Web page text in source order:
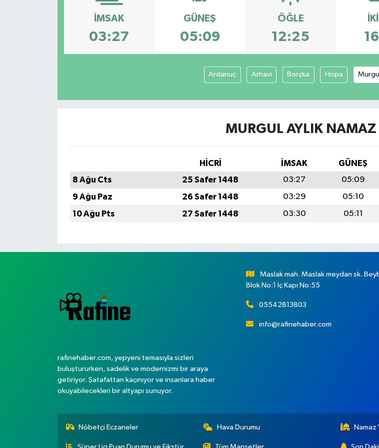
İMSAK
03:27
GÜNEŞ
05:09
ÖĞLE
12:25
Ardanuç Arhavi Borçka Hopa Murgul
MURGUL AYLIK NAMAZ
HİCRİ İMSAK GÜNEŞ
8 Ağu Cts
25 Safer 1448 03:27 05:09
9 Ağu Paz
26 Safer 1448 03:29 05:10
10 Ağu Pts
27 Safer 1448 03:30 05:11
rafinehaber.com, yepyeni temasıyla sizleri
buluştururken, sadelik ve modernizmi bir araya
getiriyor. Şatafattan kaçınıyor ve insanlara haber
okuyabilecekleri bir altyapı sunuyor.
Maslak mah. Maslak meydan sk.
Blok No:1 İç Kapı No:55
05542813803
info@rafinehaber.com
Nöbetçi Eczaneler Hava Durumu Namaz